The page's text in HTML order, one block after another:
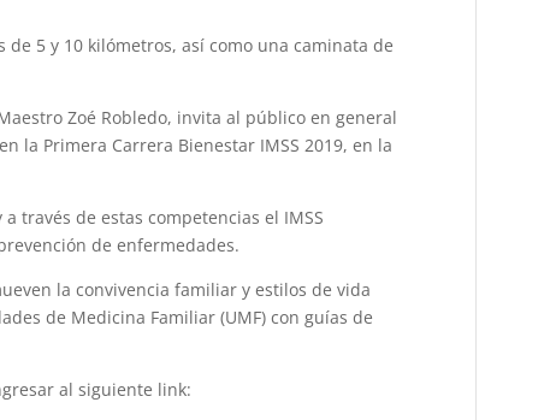
5 y 10 kilómetros, así como una caminata de
Zoé Robledo, invita al público en general
la Primera Carrera Bienestar IMSS 2019, en la
través de estas competencias el IMSS
de enfermedades.
la convivencia familiar y estilos de vida
de Medicina Familiar (UMF) con guías de
al siguiente link: